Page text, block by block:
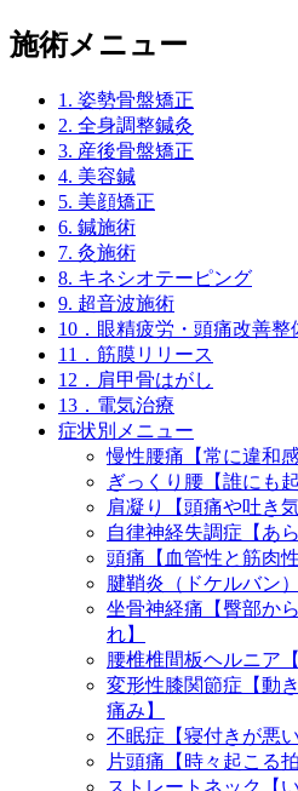
施術メニュー
1. 姿勢骨盤矯正
2. 全身調整鍼灸
3. 産後骨盤矯正
4. 美容鍼
5. 美顔矯正
6. 鍼施術
7. 灸施術
8. キネシオテーピング
9. 超音波施術
10．眼精疲労・頭痛改善整
11．筋膜リリース
12．肩甲骨はがし
13．電気治療
症状別メニュー
慢性腰痛【常に違和
ぎっくり腰【誰にも
肩凝り【頭痛や吐き
自律神経失調症【あ
頭痛【血管性と筋肉
腱鞘炎（ドケルバン
坐骨神経痛【臀部か
れ】
腰椎椎間板ヘルニア
変形性膝関節症【動
痛み】
不眠症【寝付きが悪
片頭痛【時々起こる
ストレートネック【